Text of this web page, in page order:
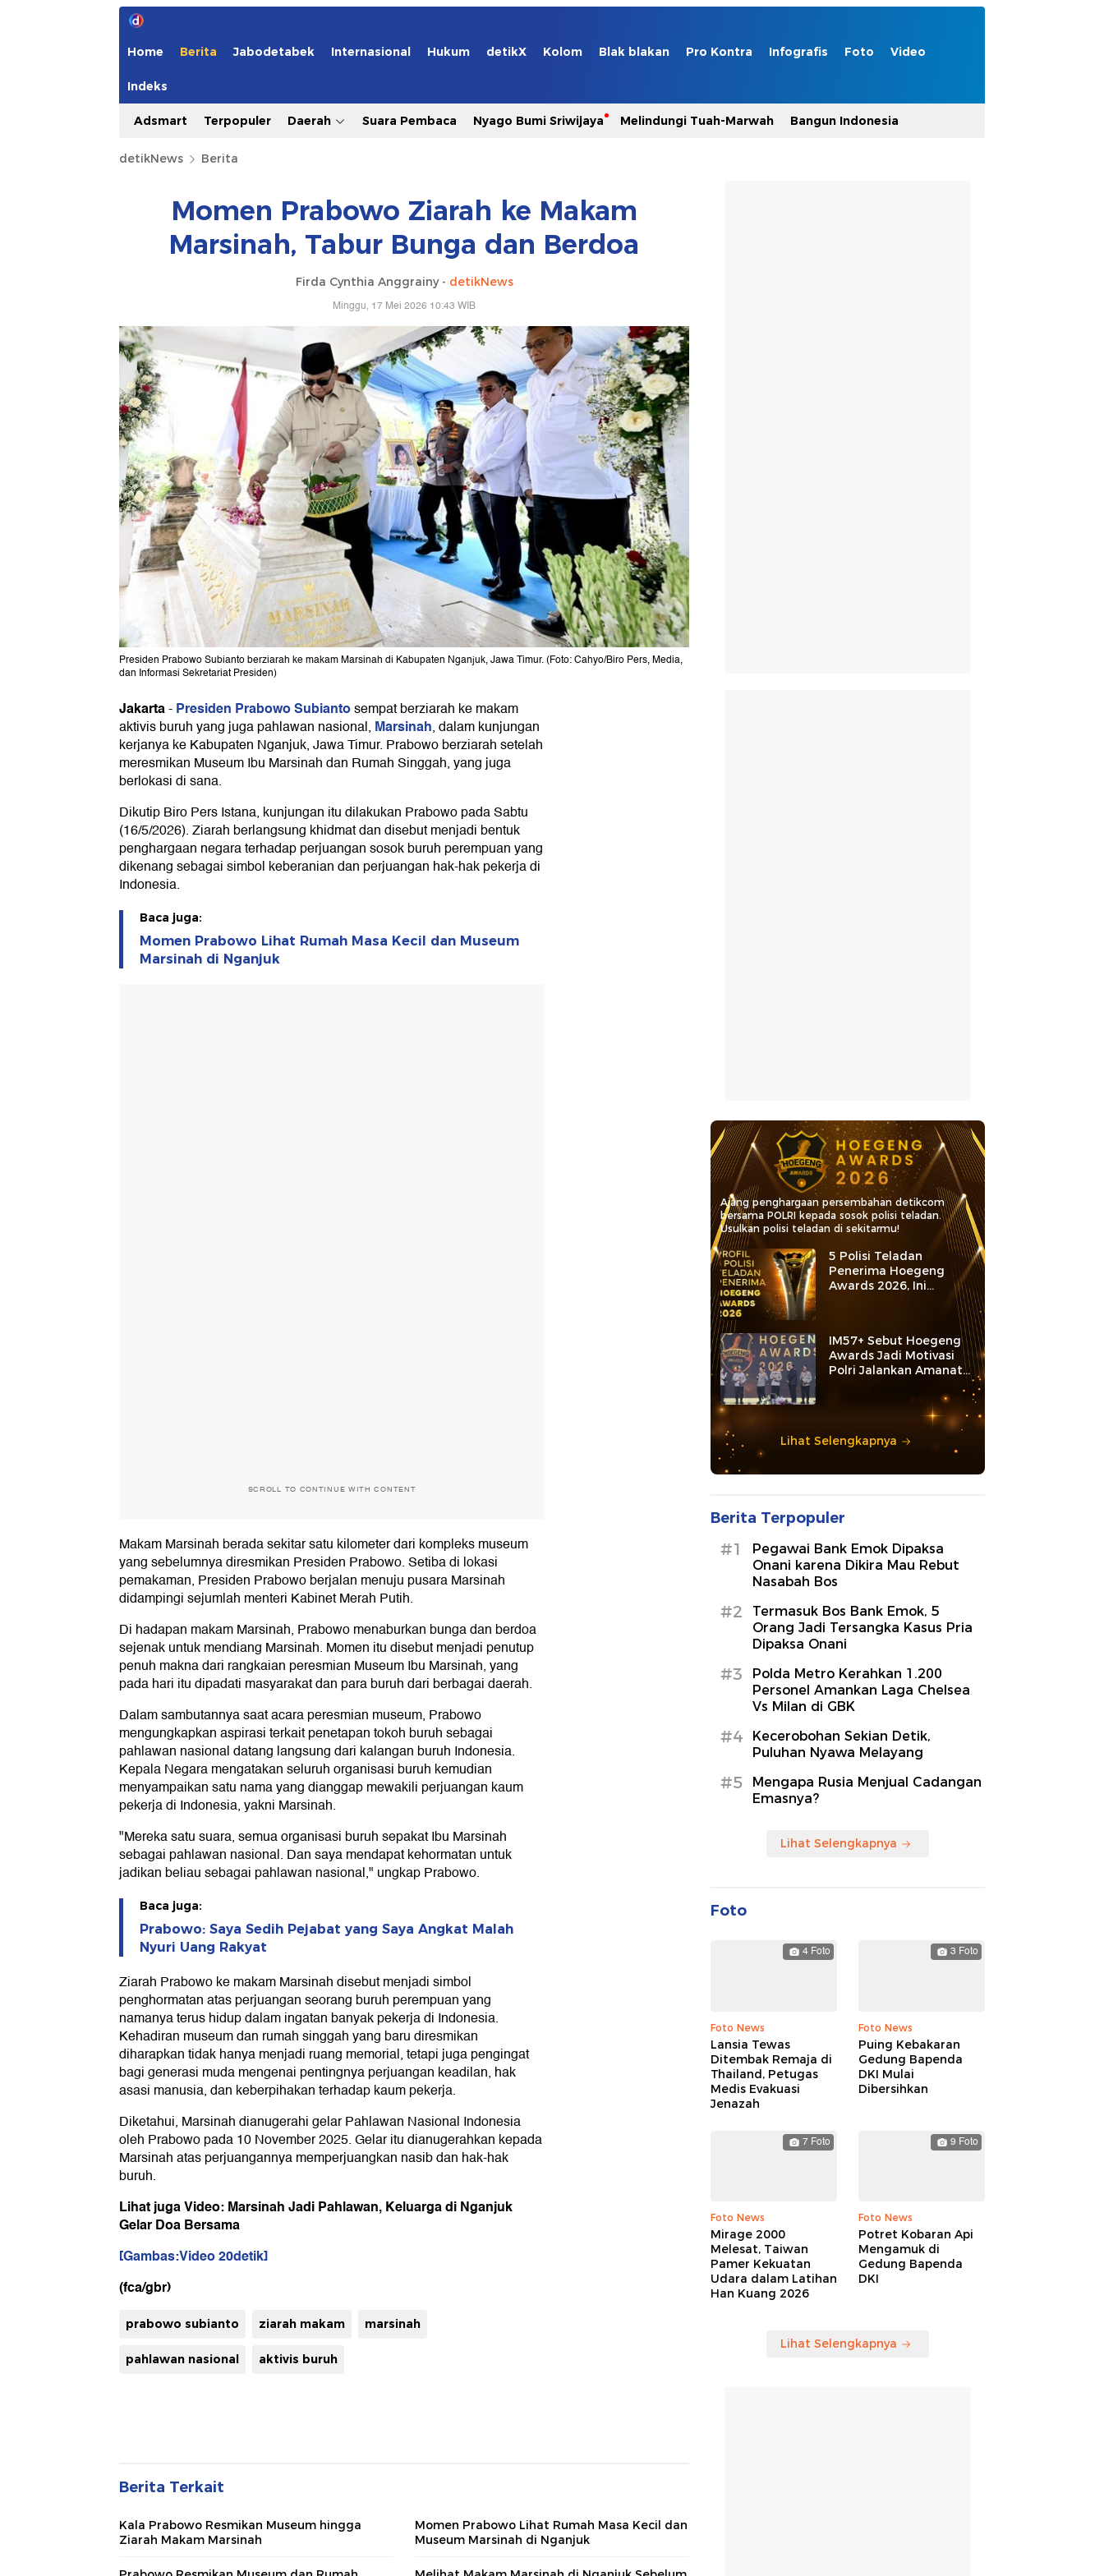
Home Berita Jabodetabek Internasional Hukum detikX Kolom Blak blakan Pro Kontra Infografis Foto Video
Indeks
Adsmart Terpopuler Daerah Suara Pembaca Nyago Bumi Sriwijaya Melindungi Tuah-Marwah Bangun Indonesia
detikNews Berita
Momen Prabowo Ziarah ke Makam
Marsinah, Tabur Bunga dan Berdoa
Firda Cynthia Anggrainy - detikNews
Minggu, 17 Mei 2026 10:43 WIB
Presiden Prabowo Subianto berziarah ke makam Marsinah di Kabupaten Nganjuk, Jawa Timur. (Foto: Cahyo/Biro Pers, Media,
dan Informasi Sekretariat Presiden)
Jakarta-Presiden Prabowo Subiantosempat berziarah ke makam
aktivis buruh yang juga pahlawan nasional, Marsinah, dalam kunjungan
kerjanya ke Kabupaten Nganjuk, Jawa Timur. Prabowo berziarah setelah
meresmikan Museum Ibu Marsinah dan Rumah Singgah, yang juga
berlokasi di sana.
Dikutip Biro Pers Istana, kunjungan itu dilakukan Prabowo pada Sabtu
(16/5/2026). Ziarah berlangsung khidmat dan disebut menjadi bentuk
penghargaan negara terhadap perjuangan sosok buruh perempuan yang
dikenang sebagai simbol keberanian dan perjuangan hak-hak pekerja di
Indonesia.
Baca juga:
Momen Prabowo Lihat Rumah Masa Kecil dan Museum
Marsinah di Nganjuk
SCROLL TO CONTINUE WITH CONTENT
Makam Marsinah berada sekitar satu kilometer dari kompleks museum
yang sebelumnya diresmikan Presiden Prabowo. Setiba di lokasi
pemakaman, Presiden Prabowo berjalan menuju pusara Marsinah
didampingi sejumlah menteri Kabinet Merah Putih.
Di hadapan makam Marsinah, Prabowo menaburkan bunga dan berdoa
sejenak untuk mendiang Marsinah. Momen itu disebut menjadi penutup
penuh makna dari rangkaian peresmian Museum Ibu Marsinah, yang
pada hari itu dipadati masyarakat dan para buruh dari berbagai daerah.
Dalam sambutannya saat acara peresmian museum, Prabowo
mengungkapkan aspirasi terkait penetapan tokoh buruh sebagai
pahlawan nasional datang langsung dari kalangan buruh Indonesia.
Kepala Negara mengatakan seluruh organisasi buruh kemudian
menyampaikan satu nama yang dianggap mewakili perjuangan kaum
pekerja di Indonesia, yakni Marsinah.
"Mereka satu suara, semua organisasi buruh sepakat Ibu Marsinah
sebagai pahlawan nasional. Dan saya mendapat kehormatan untuk
jadikan beliau sebagai pahlawan nasional," ungkap Prabowo.
Baca juga:
Prabowo: Saya Sedih Pejabat yang Saya Angkat Malah
Nyuri Uang Rakyat
Ziarah Prabowo ke makam Marsinah disebut menjadi simbol
penghormatan atas perjuangan seorang buruh perempuan yang
namanya terus hidup dalam ingatan banyak pekerja di Indonesia.
Kehadiran museum dan rumah singgah yang baru diresmikan
diharapkan tidak hanya menjadi ruang memorial, tetapi juga pengingat
bagi generasi muda mengenai pentingnya perjuangan keadilan, hak
asasi manusia, dan keberpihakan terhadap kaum pekerja.
Diketahui, Marsinah dianugerahi gelar Pahlawan Nasional Indonesia
oleh Prabowo pada 10 November 2025. Gelar itu dianugerahkan kepada
Marsinah atas perjuangannya memperjuangkan nasib dan hak-hak
buruh.
Lihat juga Video: Marsinah Jadi Pahlawan, Keluarga di Nganjuk
Gelar Doa Bersama
[Gambas:Video 20detik]
(fca/gbr)
prabowo subianto ziarah makam marsinah
pahlawan nasional aktivis buruh
Berita Terkait
Kala Prabowo Resmikan Museum hingga
Ziarah Makam Marsinah
Momen Prabowo Lihat Rumah Masa Kecil dan
Museum Marsinah di Nganjuk
Ajang penghargaan persembahan detikcom
bersama POLRI kepada sosok polisi teladan.
Usulkan polisi teladan di sekitarmu!
5 Polisi Teladan
Penerima Hoegeng
Awards 2026, Ini
Kategori dan Kiprahnya
IM57+ Sebut Hoegeng
Awards Jadi Motivasi
Polri Jalankan Amanat
Lihat Selengkapnya
Berita Terpopuler
#1
Pegawai Bank Emok Dipaksa
Onani karena Dikira Mau Rebut
Nasabah Bos
#2
Termasuk Bos Bank Emok, 5
Orang Jadi Tersangka Kasus Pria
Dipaksa Onani
#3
Polda Metro Kerahkan 1.200
Personel Amankan Laga Chelsea
Vs Milan di GBK
#4
Kecerobohan Sekian Detik,
Puluhan Nyawa Melayang
#5
Mengapa Rusia Menjual Cadangan
Emasnya?
Lihat Selengkapnya
Foto
4 Foto
Foto News
Lansia Tewas
Ditembak Remaja di
Thailand, Petugas
Medis Evakuasi
Jenazah
3 Foto
Foto News
Puing Kebakaran
Gedung Bapenda
DKI Mulai
Dibersihkan
7 Foto
Foto News
Mirage 2000
Melesat, Taiwan
Pamer Kekuatan
Udara dalam Latihan
Han Kuang 2026
9 Foto
Foto News
Potret Kobaran Api
Mengamuk di
Gedung Bapenda
DKI
Lihat Selengkapnya